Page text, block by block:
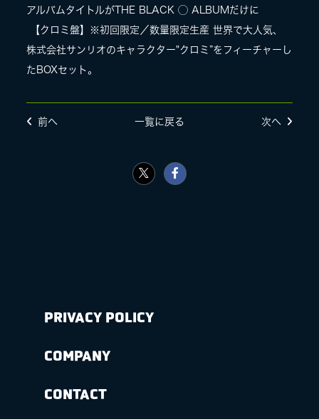
MASA BLOG
アルバムタイトルがTHE BLACK ◯ ALBUMだけに
【クロミ盤】※初回限定／数量限定生産 世界で大人気、
株式会社サンリオのキャラクター"クロミ”をフィーチャーし
たBOXセット。
前へ 一覧に戻る 次へ
PRIVACY POLICY
COMPANY
CONTACT